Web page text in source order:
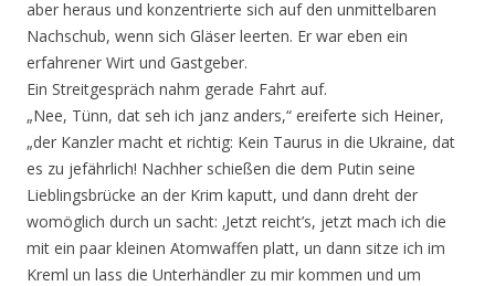
aber heraus und konzentrierte sich auf den unmittelbaren
Nachschub, wenn sich Gläser leerten. Er war eben ein
erfahrener Wirt und Gastgeber.
Ein Streitgespräch nahm gerade Fahrt auf.
„Nee, Tünn, dat seh ich janz anders,“ ereiferte sich Heiner,
„der Kanzler macht et richtig: Kein Taurus in die Ukraine, dat
es zu jefährlich! Nachher schießen die dem Putin seine
Lieblingsbrücke an der Krim kaputt, und dann dreht der
womöglich durch un sacht: ‚Jetzt reicht’s, jetzt mach ich die
mit ein paar kleinen Atomwaffen platt, un dann sitze ich im
Kreml un lass die Unterhändler zu mir kommen und um